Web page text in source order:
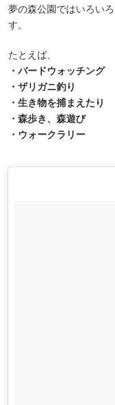
夢の森公園ではいろい
す。
たとえば、
・バードウォッチング
・ザリガニ釣り
・生き物を捕まえたり
・森歩き、森遊び
・ウォークラリー